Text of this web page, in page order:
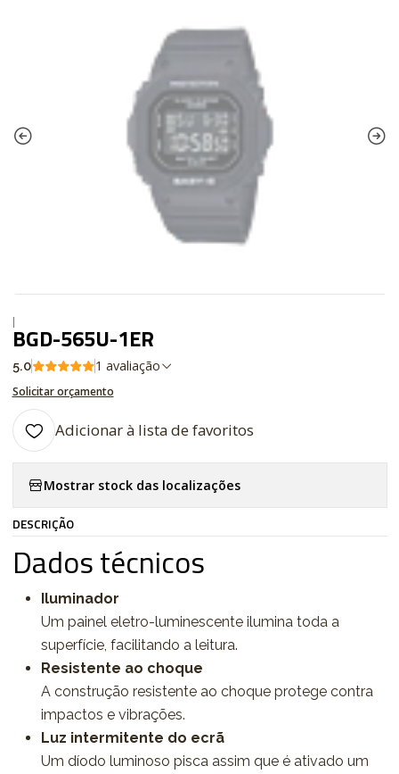
|
BGD-565U-1ER
5.0 1 avaliação
Solicitar orçamento
Adicionar à lista de favoritos
Mostrar stock das localizações
DESCRIÇÃO
Dados técnicos
Iluminador
Um painel eletro-luminescente ilumina toda a
superfície, facilitando a leitura.
Resistente ao choque
A construção resistente ao choque protege contra
impactos e vibrações.
Luz intermitente do ecrã
Um díodo luminoso pisca assim que é ativado um